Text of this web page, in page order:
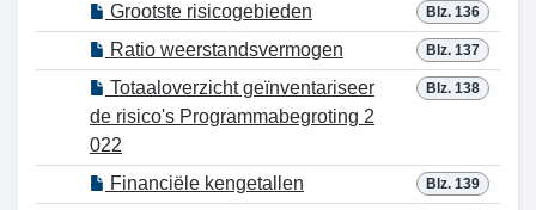
Blz. 136
Grootste risicogebieden
Blz. 137
Ratio weerstandsvermogen
Blz. 138
Totaaloverzicht geïnventariseer
de risico's Programmabegroting 2
022
Blz. 139
Financiële kengetallen